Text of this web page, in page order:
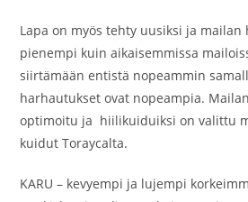
Lapa on myös tehty uusiksi ja
pienempi kuin aikaisemmissa
siirtämään entistä nopeammin
harhautukset ovat nopeampia.
optimoitu ja hiilikuiduiksi on valittu
kuidut Toraycalta.
KARU – kevyempi ja lujempi